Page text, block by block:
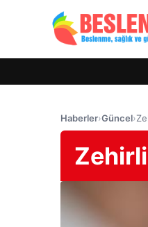
Haberler›Güncel›